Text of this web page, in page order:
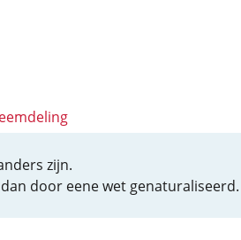
zijn.
door eene wet genaturaliseerd.